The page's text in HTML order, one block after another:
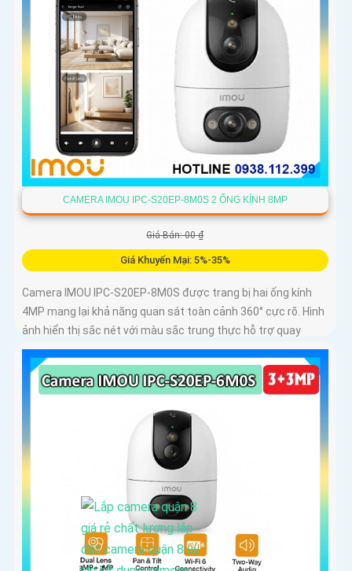
CAMERA IMOU IPC-S20EP-8M0S 2 ỐNG KÍNH 8MP
Giá Bán: 00 ₫
Giá Khuyến Mại: 5%-35%
Camera IMOU IPC-S20EP-8M0S được trang bị hai ống kính
4MP mang lại khả năng quan sát toàn cảnh 360° cực rõ. Hình
ảnh hiển thị sắc nét với màu sắc trung thực hỗ trợ quay
ngang 355° và dọc 90°